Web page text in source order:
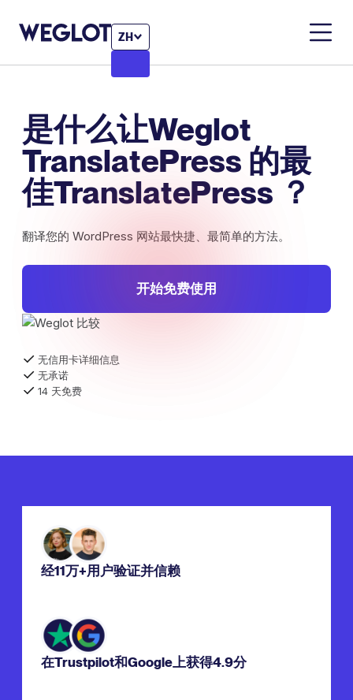
ZH
是什么让Weglot
TranslatePress 的最
佳TranslatePress ？
翻译您的 WordPress 网站最快捷、最简单的方法。
开始免费使用
无信用卡详细信息
无承诺
14 天免费
经11万+用户验证并信赖
在Trustpilot和Google上获得4.9分